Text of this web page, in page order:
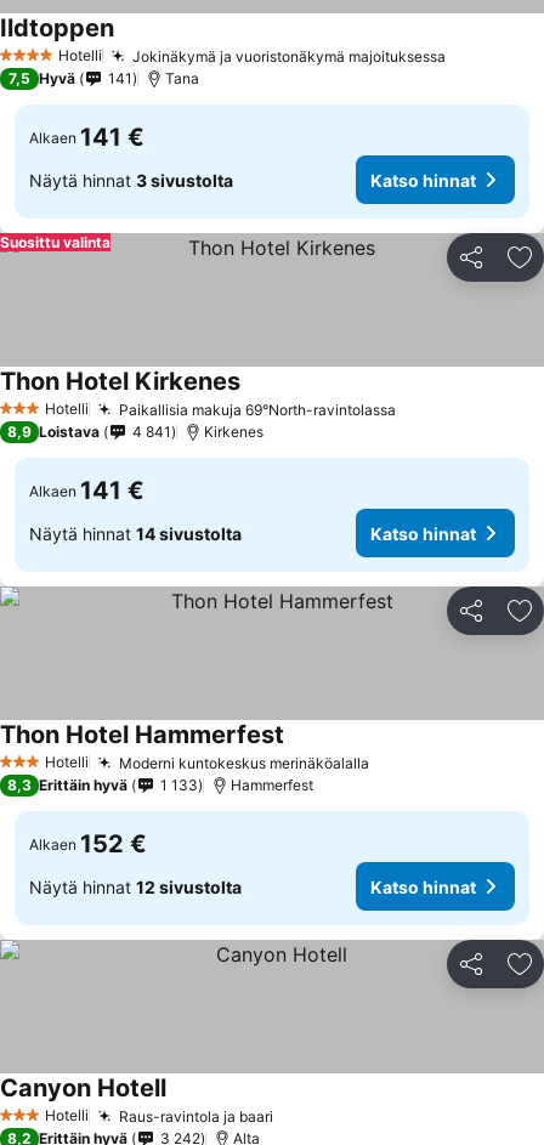
4 Tähtiluokitus
Hotelli Jokinäkymä ja vuoristonäkymä majoituksessa
IldtoppenKatso hinnat
7,5 Hyvä 141 Tana
Alkaen 141 €
Näytä hinnat 3 sivustolta Katso hinnat
Jaa
Suosittu valinta
3 Tähtiluokitus
Hotelli Paikallisia makuja 69°North-ravintolassa
Thon Hotel KirkenesKatso hinnat
8,9 Loistava 4 841 Kirkenes
Alkaen 141 €
Näytä hinnat 14 sivustolta Katso hinnat
Jaa
3 Tähtiluokitus
Hotelli Moderni kuntokeskus merinäköalalla
Thon Hotel Hammerfest
8,3 Erittäin hyvä 1 133 Hammerfest
Alkaen 152 €
Näytä hinnat 12 sivustolta Katso hinnat
Jaa
3 Tähtiluokitus
Hotelli Raus-ravintola ja baari
Canyon HotellKatso hinnat
8,2 Erittäin hyvä 3 242 Alta